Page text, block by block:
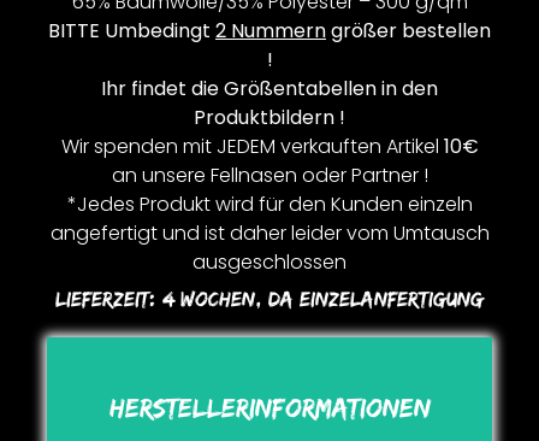
BITTE Umbedingt 2 Nummerngrößer bestellen
!
Ihr findet die Größentabellen in den
Produktbildern !
Wir spenden mit JEDEM verkauften Artikel 10€
an unsere Fellnasen oder Partner !
*Jedes Produkt wird für den Kunden einzeln
angefertigt und ist daher leider vom Umtausch
ausgeschlossen
Lieferzeit: 4 Wochen, Da Einzelanfertigung
Herstellerinformationen